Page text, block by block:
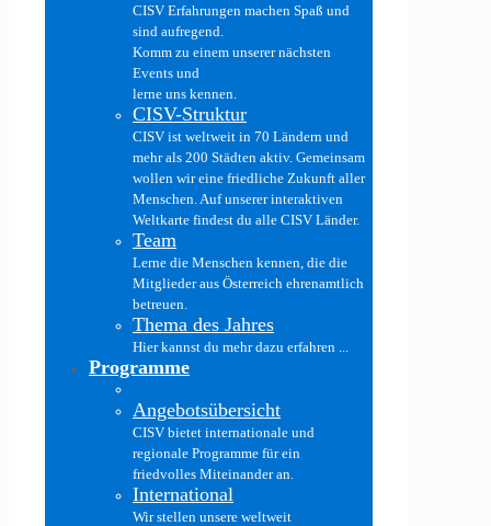
CISV Erfahrungen machen Spaß und
sind aufregend.
Komm zu einem unserer nächsten
Events und
lerne uns kennen.
CISV-Struktur
CISV ist weltweit in 70 Ländern und
mehr als 200 Städten aktiv. Gemeinsam
wollen wir eine friedliche Zukunft aller
Menschen. Auf unserer interaktiven
Weltkarte findest du alle CISV Länder.
Team
Lerne die Menschen kennen, die die
Mitglieder aus Österreich ehrenamtlich
betreuen.
Thema des Jahres
Hier kannst du mehr dazu erfahren ...
Programme
Angebotsübersicht
CISV bietet internationale und
regionale Programme für ein
friedvolles Miteinander an.
International
Wir stellen unsere weltweit